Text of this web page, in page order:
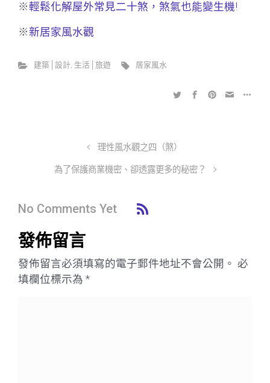
※輕鬆化解屋外常見二十煞，煞氣也能變生機!
※新居家風水觀
建築│設計, 生活│旅遊 居家風水
理性風水觀之四（煞）
為了保護商業機密、卻透露更多的秘密？
No Comments Yet
發佈留言
發佈留言必須填寫的電子郵件地址不會公開。 必
填欄位標示為 *